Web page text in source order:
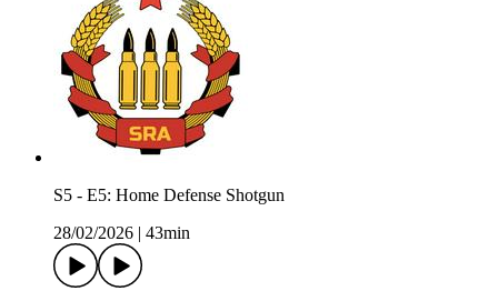
S5 - E5: Home Defense Shotgun
28/02/2026
43min